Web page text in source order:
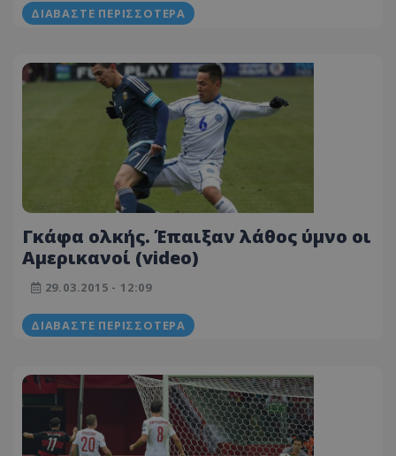
ΔΙΑΒΆΣΤΕ ΠΕΡΙΣΣΌΤΕΡΑ
Γκάφα ολκής. Έπαιξαν λάθος ύμνο οι
Αμερικανοί (video)
29.03.2015 - 12:09
ΔΙΑΒΆΣΤΕ ΠΕΡΙΣΣΌΤΕΡΑ